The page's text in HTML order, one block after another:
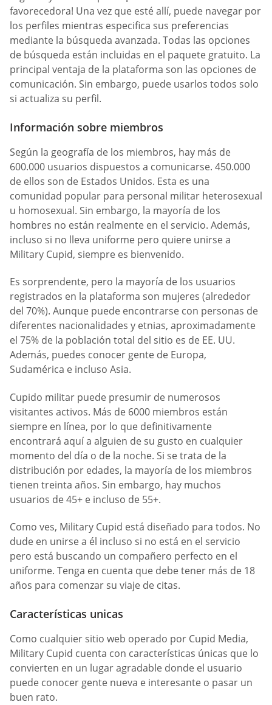
favorecedora! Una vez que esté allí, puede navegar por
los perfiles mientras especifica sus preferencias
mediante la búsqueda avanzada. Todas las opciones
de búsqueda están incluidas en el paquete gratuito. La
principal ventaja de la plataforma son las opciones de
comunicación. Sin embargo, puede usarlos todos solo
si actualiza su perfil.
Información sobre miembros
Según la geografía de los miembros, hay más de
600.000 usuarios dispuestos a comunicarse. 450.000
de ellos son de Estados Unidos. Esta es una
comunidad popular para personal militar heterosexual
u homosexual. Sin embargo, la mayoría de los
hombres no están realmente en el servicio. Además,
incluso si no lleva uniforme pero quiere unirse a
Military Cupid, siempre es bienvenido.
Es sorprendente, pero la mayoría de los usuarios
registrados en la plataforma son mujeres (alrededor
del 70%). Aunque puede encontrarse con personas de
diferentes nacionalidades y etnias, aproximadamente
el 75% de la población total del sitio es de EE. UU.
Además, puedes conocer gente de Europa,
Sudamérica e incluso Asia.
Cupido militar puede presumir de numerosos
visitantes activos. Más de 6000 miembros están
siempre en línea, por lo que definitivamente
encontrará aquí a alguien de su gusto en cualquier
momento del día o de la noche. Si se trata de la
distribución por edades, la mayoría de los miembros
tienen treinta años. Sin embargo, hay muchos
usuarios de 45+ e incluso de 55+.
Como ves, Military Cupid está diseñado para todos. No
dude en unirse a él incluso si no está en el servicio
pero está buscando un compañero perfecto en el
uniforme. Tenga en cuenta que debe tener más de 18
años para comenzar su viaje de citas.
Características unicas
Como cualquier sitio web operado por Cupid Media,
Military Cupid cuenta con características únicas que lo
convierten en un lugar agradable donde el usuario
puede conocer gente nueva e interesante o pasar un
buen rato.